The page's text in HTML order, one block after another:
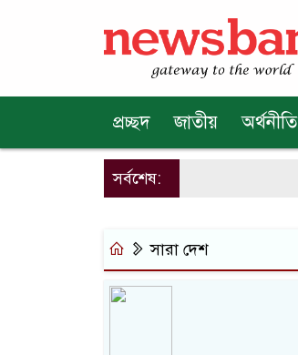
প্রচ্ছদ জাতীয় অর্থনীতি
সর্বশেষ:
সারা দেশ